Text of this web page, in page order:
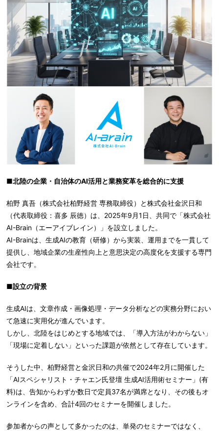
■北陸の企業・自治体のAI活用と業務変革を総合的に支援
柏野 真吾（株式会社柏野経営 専務取締役）と株式会社金沢日和
（代表取締役：喜多 辰徳）は、2025年9月1日、共同で「株式会社
AI-Brain（エーアイブレイン）」を設立しました。
AI-Brainは、生成AIの教育（研修）から実装、運用までを一貫して
提供し、地域企業の生産性向上と意思決定の高度化を支援する専門
会社です。
■設立の背景
生成AIは、文章作成・画像処理・データ分析などの実務分野におい
て急速に実用化が進んでいます。
しかし、北陸をはじめとする地域では、「導入方法がわからない」
「現場に定着しない」といった課題が依然として存在しています。
そうした中、柏野経営と金沢日和の共催で2024年2月に開催した
「AIスペシャリスト・チャエン氏登壇 生成AI活用術セミナー」(有
料)は、告知からわずか数日で定員37名が満席となり、その後もオ
ンラインを含め、合計4回のセミナーを開催しました。
参加者からの声として多かったのは、単発のセミナーではなく、